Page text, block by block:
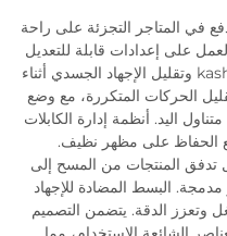
في المتاجر التجزئة على راحة
على إعدادات قابلة للتعديل
من حيث الارتفاع لتناسب مختلف kasheers وتقليل الإجهاد الجسدي أثناء
الحركات المتكررة، مع وضع
اليد. أنظمة إدارة الكابلات
الحفاظ على مظهر نظيف.
تدفق المنتجات من المسح إلى
البسط المضادة للإجهاد
وتعزز الدقة. يتضمن التصميم